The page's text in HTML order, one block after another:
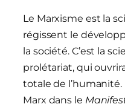
Le Marxisme est la
régissent le
la société. C’est la
prolétariat, qui
totale de l’humanité.
Marx dans le